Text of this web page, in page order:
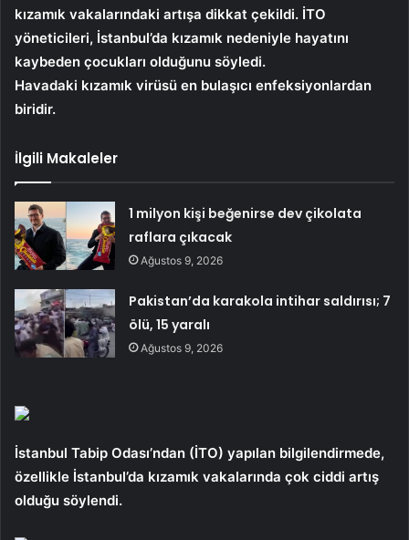
kızamık vakalarındaki artışa dikkat çekildi. İTO
yöneticileri, İstanbul’da kızamık nedeniyle hayatını
kaybeden çocukları olduğunu söyledi.
Havadaki kızamık virüsü en bulaşıcı enfeksiyonlardan
biridir.
İlgili Makaleler
1 milyon kişi beğenirse dev çikolata
raflara çıkacak
Ağustos 9, 2026
Pakistan’da karakola intihar saldırısı; 7
ölü, 15 yaralı
Ağustos 9, 2026
İstanbul Tabip Odası’ndan (İTO) yapılan bilgilendirmede,
özellikle İstanbul’da kızamık vakalarında çok ciddi artış
olduğu söylendi.